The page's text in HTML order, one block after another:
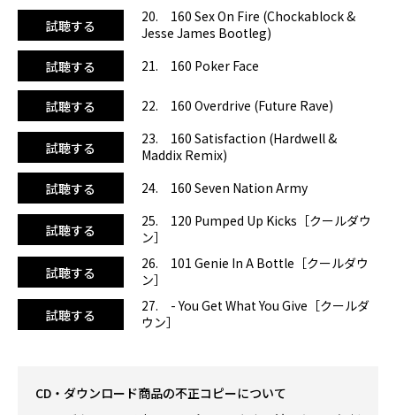
試聴する
20. 160 Sex On Fire (Chockablock &
Jesse James Bootleg)
試聴する
21. 160 Poker Face
試聴する 22. 160 Overdrive (Future Rave)
試聴する
23. 160 Satisfaction (Hardwell &
Maddix Remix)
試聴する
24. 160 Seven Nation Army
試聴する
25. 120 Pumped Up Kicks［クールダウ
ン］
試聴する
26. 101 Genie In A Bottle［クールダウ
ン］
試聴する
27. - You Get What You Give［クールダ
ウン］
CD・ダウンロード商品の不正コピーについて